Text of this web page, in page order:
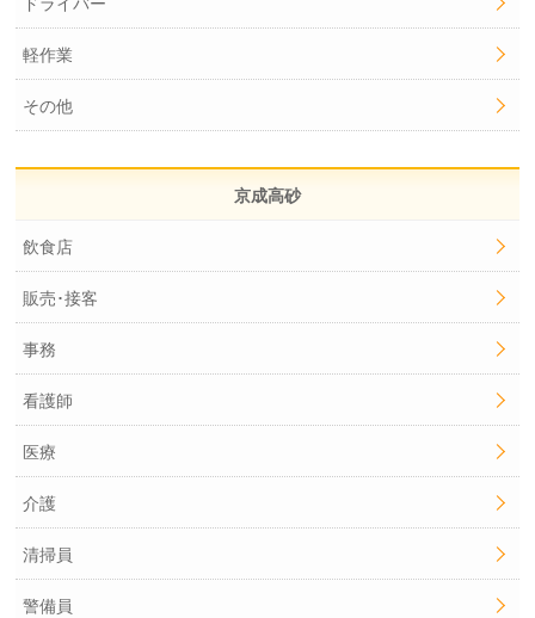
ドライバー
軽作業
その他
京成高砂
飲食店
販売･接客
事務
看護師
医療
介護
清掃員
警備員